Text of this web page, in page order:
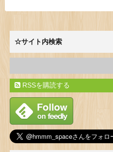
☆サイト内検索
RSSを購読する